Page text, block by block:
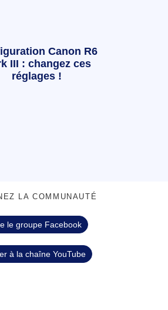
Canon R6
III : changez ces
réglages !
LA COMMUNAUTÉ
le groupe Facebook
à la chaîne YouTube